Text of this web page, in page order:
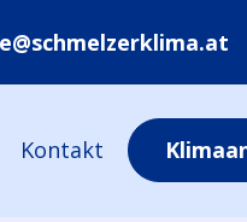
Kontakt